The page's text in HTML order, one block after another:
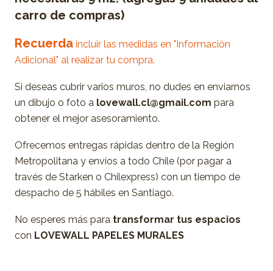
carro de compras)
Recuerda incluir las medidas en "Información
Adicional" al realizar tu compra.
Si deseas cubrir varios muros, no dudes en enviarnos
un dibujo o foto a lovewall.cl@gmail.com para
obtener el mejor asesoramiento.
Ofrecemos entregas rápidas dentro de la Región
Metropolitana y envíos a todo Chile (por pagar a
través de Starken o Chilexpress) con un tiempo de
despacho de 5 hábiles en Santiago.
No esperes más para transformar tus espacios
con LOVEWALL PAPELES MURALES